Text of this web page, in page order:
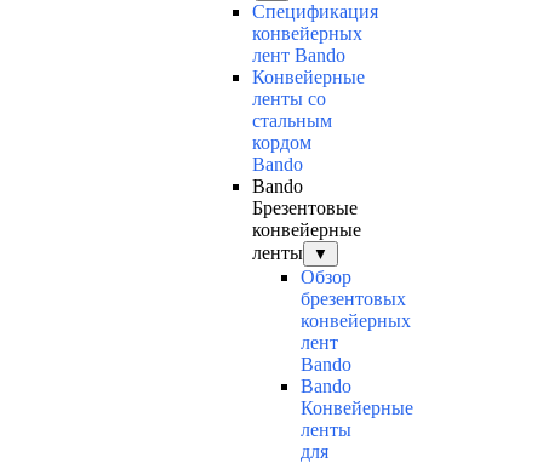
Спецификация
конвейерных
лент Bando
Конвейерные
ленты со
стальным
кордом
Bando
Bando
Брезентовые
конвейерные
ленты
▼
Обзор
брезентовых
конвейерных
лент
Bando
Bando
Конвейерные
ленты
для